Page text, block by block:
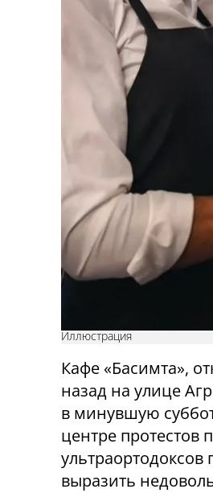
Иллюстрация
Кафе «Басимта»,
назад на улице
в минувшую
центре протестов
выразить